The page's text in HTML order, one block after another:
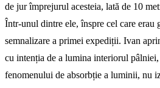
de jur împrejurul acesteia, lată de 10
Într-unul dintre ele, înspre cel care erau
semnalizare a primei expediții. Ivan
cu intenția de a lumina interiorul
fenomenului de absorbție a luminii, nu